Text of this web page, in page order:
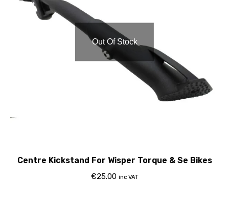
Out Of Stock
Centre Kickstand For Wisper Torque & Se Bikes
€25.00 inc VAT